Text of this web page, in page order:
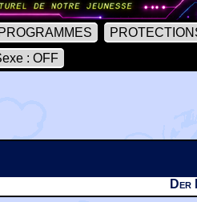
: OFF
Der